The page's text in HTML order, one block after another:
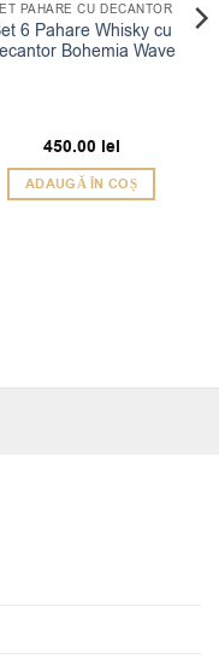
PAHARE CU DECANTOR
6 Pahare Whisky cu
Bohemia Wave
450.00 lei
ADAUGĂ ÎN COȘ